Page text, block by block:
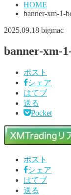
HOME
banner-xm-1-
2025.09.18 bigmac
banner-xm-
ポスト
シェア
はてブ
送る
Pocket
ポスト
シェア
はてブ
送る